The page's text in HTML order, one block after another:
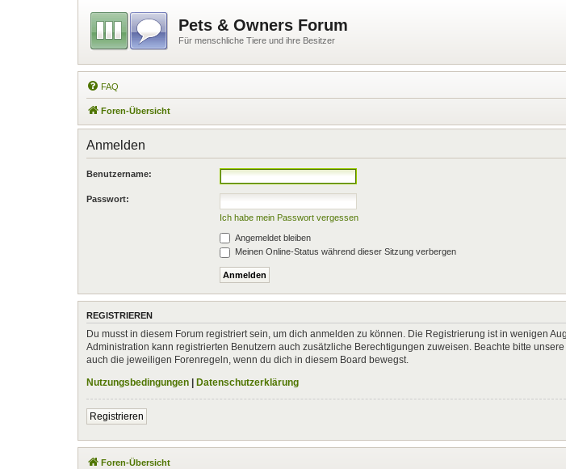
Pets & Owners Forum
Für menschliche Tiere und ihre Besitzer
FAQ
Foren-Übersicht
Anmelden
Benutzername:
Passwort:
Ich habe mein Passwort vergessen
Angemeldet bleiben
Meinen Online-Status während dieser Sitzung verbergen
REGISTRIEREN
Du musst in diesem Forum registriert sein, um dich anmelden zu können. Die Registrierung ist in wenigen
Administration kann registrierten Benutzern auch zusätzliche Berechtigungen zuweisen. Beachte bitte
auch die jeweiligen Forenregeln, wenn du dich in diesem Board bewegst.
Nutzungsbedingungen
Datenschutzerklärung
Registrieren
Foren-Übersicht